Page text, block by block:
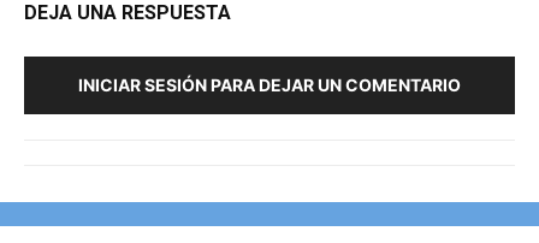
DEJA UNA RESPUESTA
INICIAR SESIÓN PARA DEJAR UN COMENTARIO